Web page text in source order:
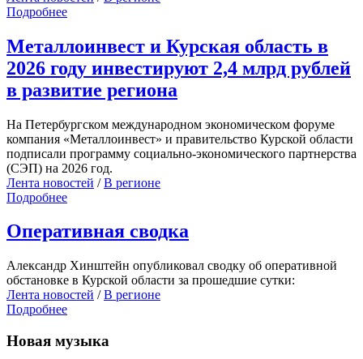
Подробнее
Металлоинвест и Курская область в
2026 году инвестируют 2,4 млрд рублей
в развитие региона
На Петербургском международном экономическом форуме
компания «Металлоинвест» и правительство Курской области
подписали программу социально-экономического партнерства
(СЭП) на 2026 год.
Лента новостей /В регионе
Подробнее
Оперативная сводка
Александр Хинштейн опубликовал сводку об оперативной
обстановке в Курской области за прошедшие сутки:
Лента новостей /В регионе
Подробнее
Новая музыка